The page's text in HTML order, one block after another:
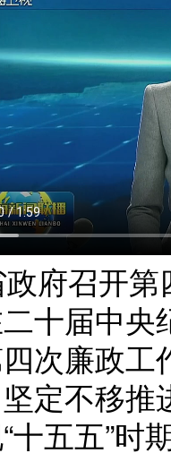
召开第
十届中
次廉政
定不移
十五五”